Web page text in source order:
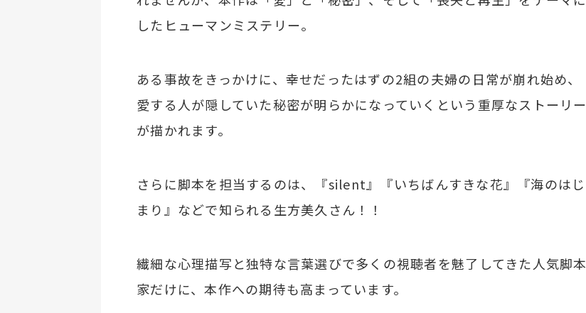
したヒューマンミステリー。
ある事故をきっかけに、幸せだったはずの2組の夫婦の日常が崩れ始め、
愛する人が隠していた秘密が明らかになっていくという重厚なストーリー
が描かれます。
さらに脚本を担当するのは、『silent』『いちばんすきな花』『海のはじ
まり』などで知られる生方美久さん！！
繊細な心理描写と独特な言葉選びで多くの視聴者を魅了してきた人気脚本
家だけに、本作への期待も高まっています。